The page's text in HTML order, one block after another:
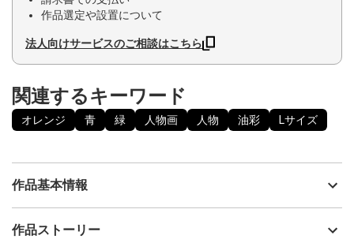
作品選定や設置について
法人向けサービスのご相談はこちら
関連するキーワード
オレンジ 青 緑 人物画 人物 油彩 Lサイズ
作品基本情報
出品者
作品ストーリー